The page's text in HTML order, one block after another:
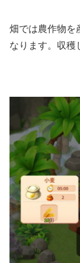
畑では農作物を
なります。収穫